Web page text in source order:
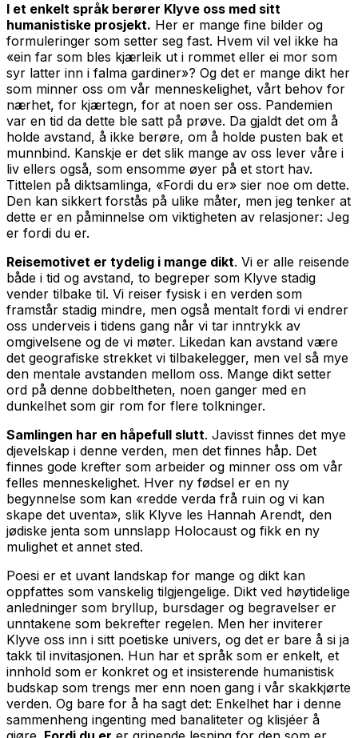
I et enkelt språk berører Klyve oss med sitt
humanistiske prosjekt. Her er mange fine bilder og
formuleringer som setter seg fast. Hvem vil vel ikke ha
«ein far som bles kjærleik ut i rommet eller ei mor som
syr latter inn i falma gardiner»? Og det er mange dikt her
som minner oss om vår menneskelighet, vårt behov for
nærhet, for kjærtegn, for at noen ser oss. Pandemien
var en tid da dette ble satt på prøve. Da gjaldt det om å
holde avstand, å ikke berøre, om å holde pusten bak et
munnbind. Kanskje er det slik mange av oss lever våre i
liv ellers også, som ensomme øyer på et stort hav.
Tittelen på diktsamlinga, «Fordi du er» sier noe om dette.
Den kan sikkert forstås på ulike måter, men jeg tenker at
dette er en påminnelse om viktigheten av relasjoner: Jeg
er fordi du er.
Reisemotivet er tydelig i mange dikt. Vi er alle reisende
både i tid og avstand, to begreper som Klyve stadig
vender tilbake til. Vi reiser fysisk i en verden som
framstår stadig mindre, men også mentalt fordi vi endrer
oss underveis i tidens gang når vi tar inntrykk av
omgivelsene og de vi møter. Likedan kan avstand være
det geografiske strekket vi tilbakelegger, men vel så mye
den mentale avstanden mellom oss. Mange dikt setter
ord på denne dobbeltheten, noen ganger med en
dunkelhet som gir rom for flere tolkninger.
Samlingen har en håpefull slutt. Javisst finnes det mye
djevelskap i denne verden, men det finnes håp. Det
finnes gode krefter som arbeider og minner oss om vår
felles menneskelighet. Hver ny fødsel er en ny
begynnelse som kan «redde verda frå ruin og vi kan
skape det uventa», slik Klyve les Hannah Arendt, den
jødiske jenta som unnslapp Holocaust og fikk en ny
mulighet et annet sted.
Poesi er et uvant landskap for mange og dikt kan
oppfattes som vanskelig tilgjengelige. Dikt ved høytidelige
anledninger som bryllup, bursdager og begravelser er
unntakene som bekrefter regelen. Men her inviterer
Klyve oss inn i sitt poetiske univers, og det er bare å si ja
takk til invitasjonen. Hun har et språk som er enkelt, et
innhold som er konkret og et insisterende humanistisk
budskap som trengs mer enn noen gang i vår skakkjørte
verden. Og bare for å ha sagt det: Enkelhet har i denne
sammenheng ingenting med banaliteter og klisjéer å